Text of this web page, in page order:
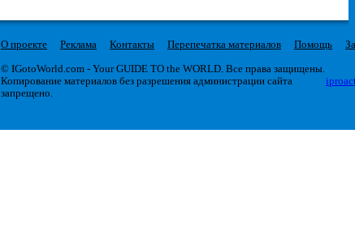
О проекте Реклама Контакты Перепечатка материалов Помощь
© IGotoWorld.com - Your GUIDE TO the WORLD. Все права защищены.
Копирование материалов без разрешения администрации сайта
запрещено.